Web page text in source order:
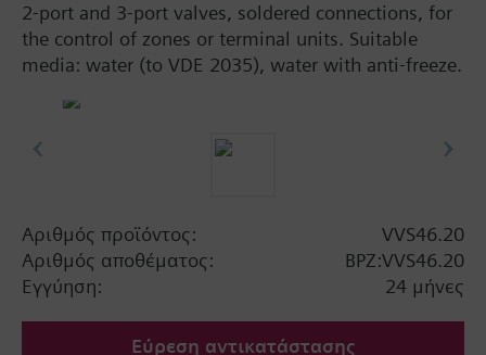
2-port and 3-port valves, soldered connections, for
the control of zones or terminal units. Suitable
media: water (to VDE 2035), water with anti-freeze.
Αριθμός προϊόντος:
VVS46.20
Αριθμός αποθέματος:
BPZ:VVS46.20
Εγγύηση:
24 μήνες
Εύρεση αντικατάστασης